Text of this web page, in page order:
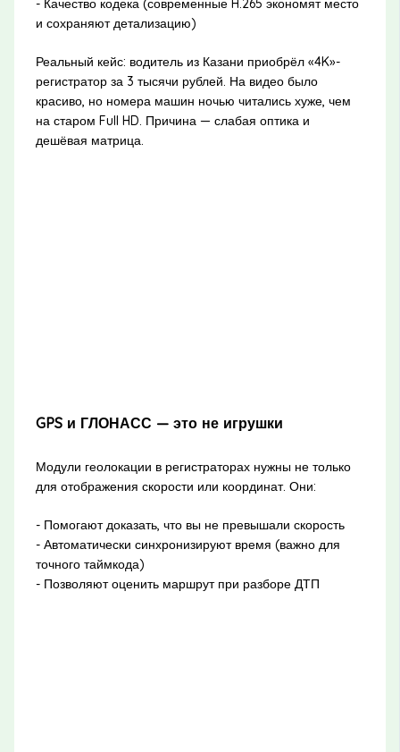
- Качество кодека (современные H.265 экономят место
и сохраняют детализацию)
Реальный кейс: водитель из Казани приобрёл «4K»-
регистратор за 3 тысячи рублей. На видео было
красиво, но номера машин ночью читались хуже, чем
на старом Full HD. Причина — слабая оптика и
дешёвая матрица.
GPS и ГЛОНАСС — это не игрушки
Модули геолокации в регистраторах нужны не только
для отображения скорости или координат. Они:
- Помогают доказать, что вы не превышали скорость
- Автоматически синхронизируют время (важно для
точного таймкода)
- Позволяют оценить маршрут при разборе ДТП